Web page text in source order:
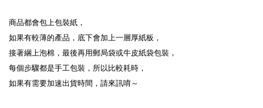
商品都會包上包裝紙，
如果有較薄的產品，底下會加上一層厚紙板，
接著綑上泡棉，最後再用郵局袋或牛皮紙袋包裝，
每個步驟都是手工包裝，所以比較耗時，
如果有需要加速出貨時間，請來訊唷～